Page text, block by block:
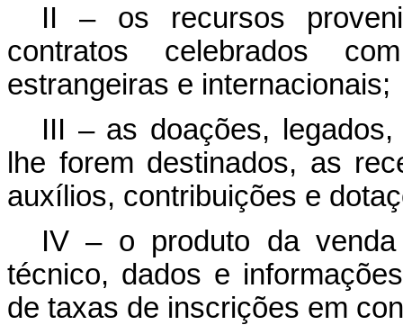
II – os recursos
contratos celebrados
estrangeiras e internacionais;
III – as doações,
lhe forem destinados, as
auxílios, contribuições e
IV – o produto da venda
técnico, dados e
de taxas de inscrições em